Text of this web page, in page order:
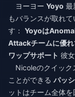
ヨーヨー Yoyo 最
もバランスが取れ
す： Yoyoは
Attackチームに優
ワップサポート 彼
Nicoleのクイック
ことができる パッ
ットはチーム全体を